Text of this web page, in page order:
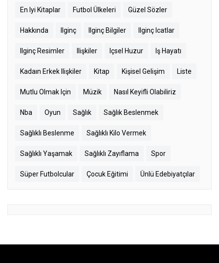
En Iyi Kitaplar Futbol Ülkeleri Güzel Sözler
Hakkında Ilginç Ilginç Bilgiler Ilginç Icatlar
Ilginç Resimler Ilişkiler Içsel Huzur Iş Hayatı
Kadaın Erkek Ilişkiler Kitap Kişisel Gelişim Liste
Mutlu Olmak Için Müzik Nasıl Keyifli Olabiliriz
Nba Oyun Sağlık Sağlık Beslenmek
Sağlıklı Beslenme Sağlıklı Kilo Vermek
Sağlıklı Yaşamak Sağlıklı Zayıflama Spor
Süper Futbolcular Çocuk Eğitimi Ünlü Edebiyatçılar